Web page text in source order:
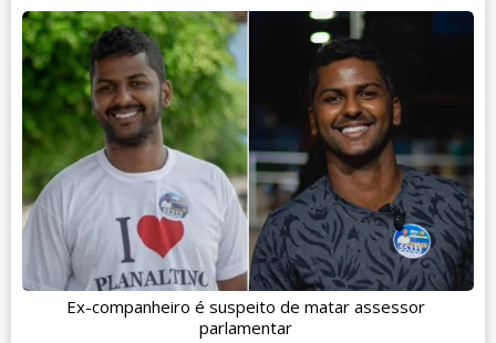
Ex-companheiro é suspeito de matar assessor
parlamentar